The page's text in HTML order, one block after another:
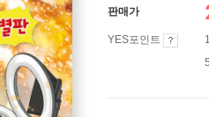
판매가
YES포인트